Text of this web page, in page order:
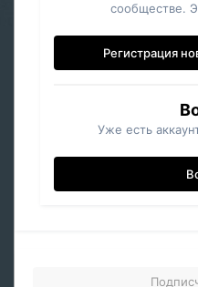
сообществе.
Регистрация
Уже есть